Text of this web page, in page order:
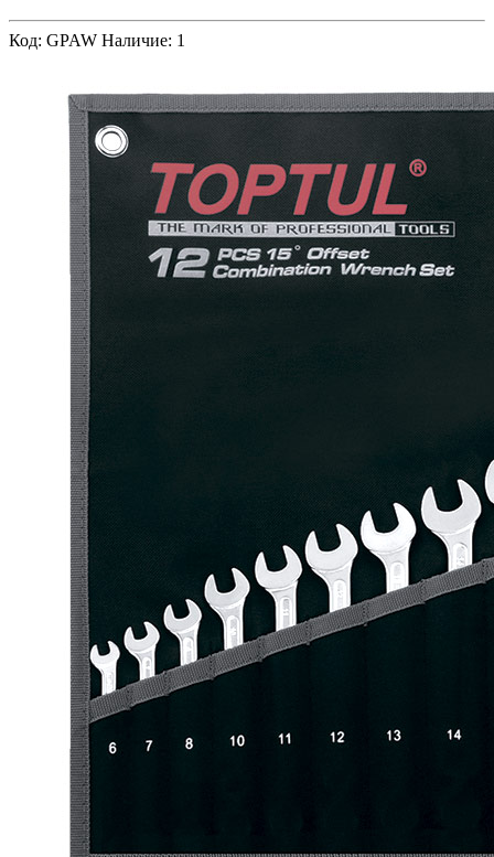
Код: GPAW Наличие: 1